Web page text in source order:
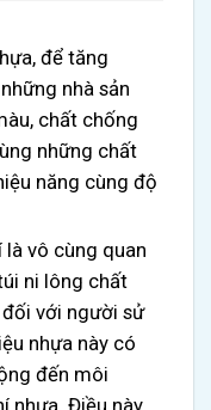
để tăng
nhà sản
chất chống
những chất
năng cùng độ
vô cùng quan
ni lông chất
với người sử
nhựa này có
đến môi
nhựa. Điều này